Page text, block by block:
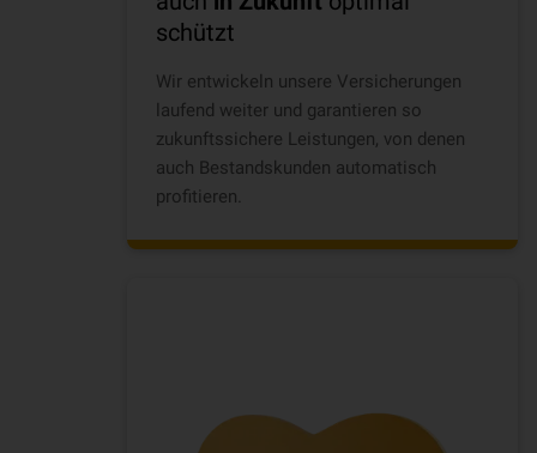
schützt
Wir entwickeln unsere Versicherungen
laufend weiter und garantieren so
zukunftssichere Leistungen, von denen
auch Bestandskunden automatisch
profitieren.